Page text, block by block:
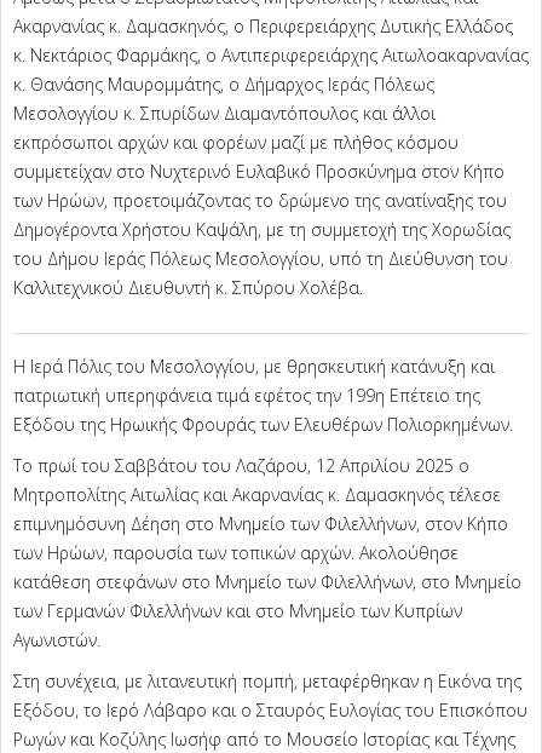
Ακαρνανίας κ. Δαμασκηνός, ο Περιφερειάρχης Δυτικής Ελλάδος
κ. Νεκτάριος Φαρμάκης, ο Αντιπεριφερειάρχης Αιτωλοακαρνανίας
κ. Θανάσης Μαυρομμάτης, ο Δήμαρχος Ιεράς Πόλεως
Μεσολογγίου κ. Σπυρίδων Διαμαντόπουλος και άλλοι
εκπρόσωποι αρχών και φορέων μαζί με πλήθος κόσμου
συμμετείχαν στο Νυχτερινό Ευλαβικό Προσκύνημα στον Κήπο
των Ηρώων, προετοιμάζοντας το δρώμενο της ανατίναξης του
Δημογέροντα Χρήστου Καψάλη, με τη συμμετοχή της Χορωδίας
του Δήμου Ιεράς Πόλεως Μεσολογγίου, υπό τη Διεύθυνση του
Καλλιτεχνικού Διευθυντή κ. Σπύρου Χολέβα.
Η Ιερά Πόλις του Μεσολογγίου, με θρησκευτική κατάνυξη και
πατριωτική υπερηφάνεια τιμά εφέτος την 199η Επέτειο της
Εξόδου της Ηρωικής Φρουράς των Ελευθέρων Πολιορκημένων.
Το πρωί του Σαββάτου του Λαζάρου, 12 Απριλίου 2025 ο
Μητροπολίτης Αιτωλίας και Ακαρνανίας κ. Δαμασκηνός τέλεσε
επιμνημόσυνη Δέηση στο Μνημείο των Φιλελλήνων, στον Κήπο
των Ηρώων, παρουσία των τοπικών αρχών. Ακολούθησε
κατάθεση στεφάνων στο Μνημείο των Φιλελλήνων, στο Μνημείο
των Γερμανών Φιλελλήνων και στο Μνημείο των Κυπρίων
Αγωνιστών.
Στη συνέχεια, με λιτανευτική πομπή, μεταφέρθηκαν η Εικόνα της
Εξόδου, το Ιερό Λάβαρο και ο Σταυρός Ευλογίας του Επισκόπου
Ρωγών και Κοζύλης Ιωσήφ από το Μουσείο Ιστορίας και Τέχνης